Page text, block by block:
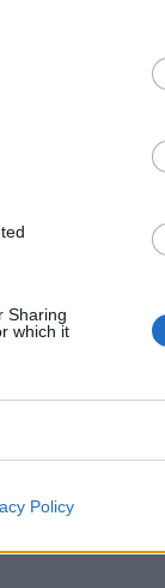
Sharing
which it
Policy